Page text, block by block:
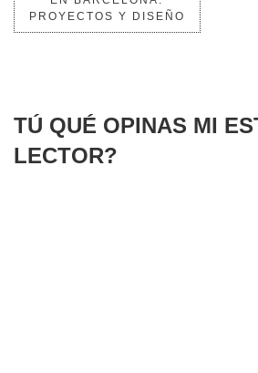
PROYECTOS Y DISEÑO
TÚ QUÉ OPINAS MI
LECTOR?